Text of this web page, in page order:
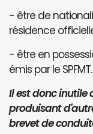
- être de
résidence
- être en
émis par le SPFMT.
Il est donc inutile
produisant
brevet de